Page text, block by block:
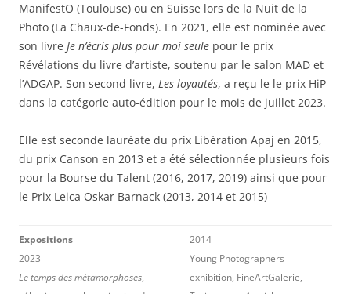
ManifestO (Toulouse) ou en Suisse lors de la Nuit de la
Photo (La Chaux-de-Fonds). En 2021, elle est nominée avec
son livre Je n’écris plus pour moi seule pour le prix
Révélations du livre d’artiste, soutenu par le salon MAD et
l’ADGAP. Son second livre, Les loyautés, a reçu le le prix HiP
dans la catégorie auto-édition pour le mois de juillet 2023.
Elle est seconde lauréate du prix Libération Apaj en 2015,
du prix Canson en 2013 et a été sélectionnée plusieurs fois
pour la Bourse du Talent (2016, 2017, 2019) ainsi que pour
le Prix Leica Oskar Barnack (2013, 2014 et 2015)
Expositions
2023
Le temps des métamorphoses,
2014
Young Photographers
exhibition, FineArtGalerie,